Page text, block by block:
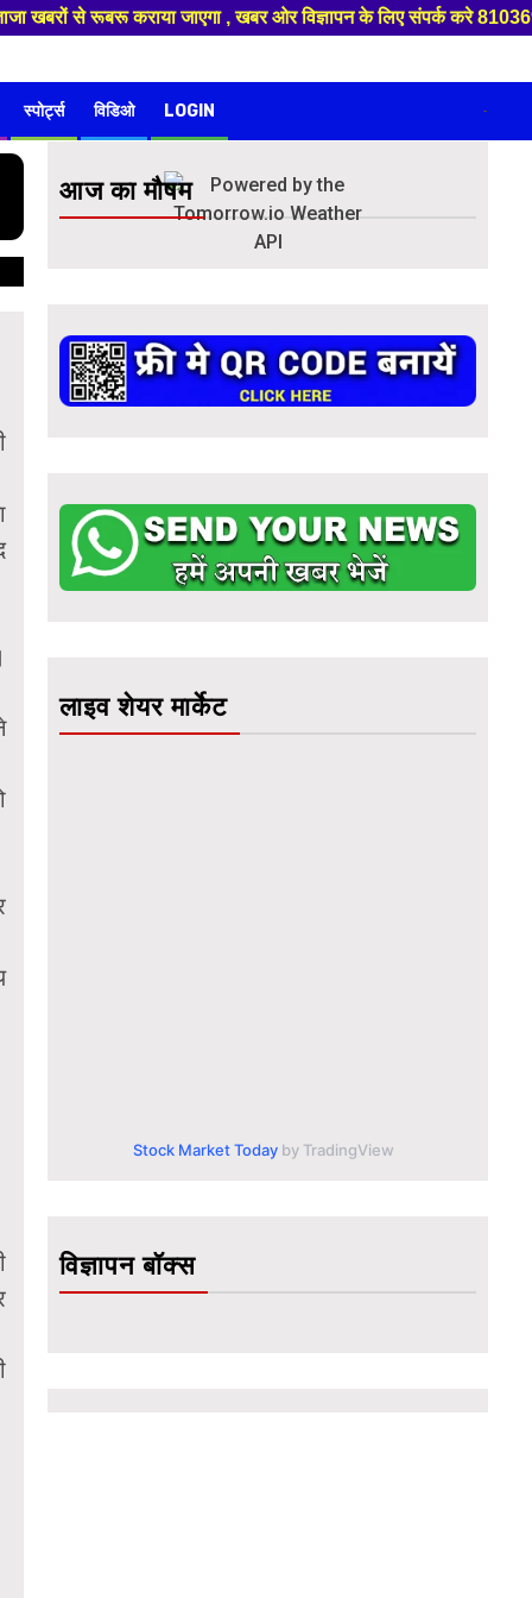
से रूबरू कराया जाएगा , खबर ओर विज्ञापन के लिए संपर्क करे
स्पोर्ट्स विडिओ LOGIN -
आज का मौषम
लाइव शेयर मार्केट
Stock Market Today by TradingView
विज्ञापन बॉक्स